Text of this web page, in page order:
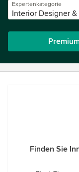
Expertenkategorie
Interior Designer
Finden Sie